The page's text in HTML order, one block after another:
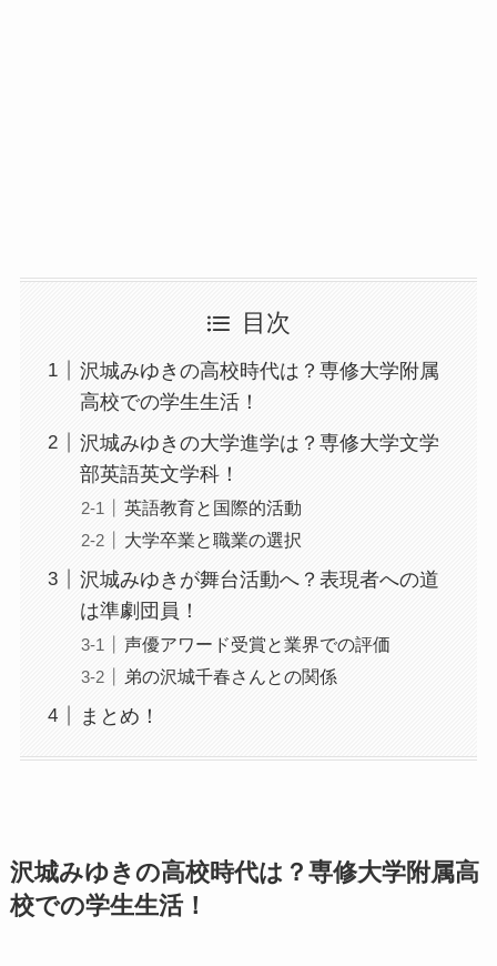
目次
沢城みゆきの高校時代は？専修大学附属
高校での学生生活！
沢城みゆきの大学進学は？専修大学文学
部英語英文学科！
英語教育と国際的活動
大学卒業と職業の選択
沢城みゆきが舞台活動へ？表現者への道
は準劇団員！
声優アワード受賞と業界での評価
弟の沢城千春さんとの関係
まとめ！
沢城みゆきの高校時代は？専修大学附属高
校での学生生活！